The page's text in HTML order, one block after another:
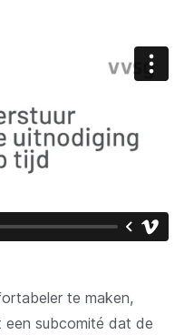
te maken,
een subcomité dat de